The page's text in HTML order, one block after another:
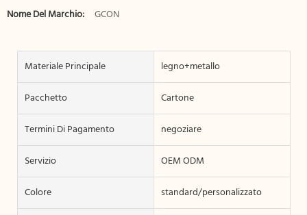
Nome Del Marchio:
GCON
Materiale Principale
legno+metallo
Pacchetto
Cartone
Termini Di Pagamento
negoziare
Servizio
OEM ODM
Colore
standard/personalizzato